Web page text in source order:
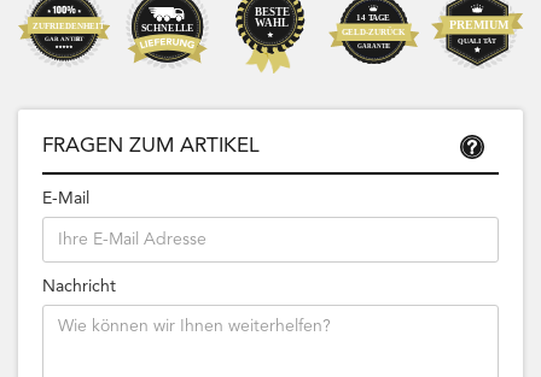
FRAGEN ZUM ARTIKEL
E-Mail
Nachricht